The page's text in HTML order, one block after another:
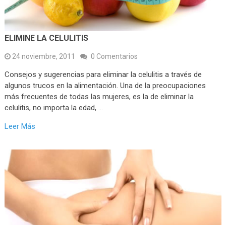
ELIMINE LA CELULITIS
24 noviembre, 2011 0 Comentarios
Consejos y sugerencias para eliminar la celulitis a través de
algunos trucos en la alimentación. Una de la preocupaciones
más frecuentes de todas las mujeres, es la de eliminar la
celulitis, no importa la edad, …
Leer Más